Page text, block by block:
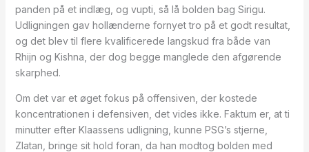
panden på et indlæg, og vupti, så lå bolden bag Sirigu.
Udligningen gav hollænderne fornyet tro på et godt resultat,
og det blev til flere kvalificerede langskud fra både van
Rhijn og Kishna, der dog begge manglede den afgørende
skarphed.
Om det var et øget fokus på offensiven, der kostede
koncentrationen i defensiven, det vides ikke. Faktum er, at ti
minutter efter Klaassens udligning, kunne PSG’s stjerne,
Zlatan, bringe sit hold foran, da han modtog bolden med